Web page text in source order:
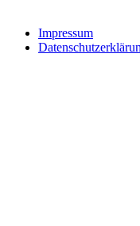
Impressum